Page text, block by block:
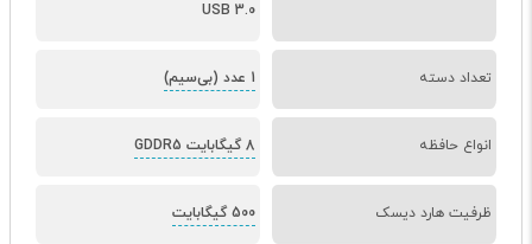
USB 3.0
تعداد دسته 1 عدد (بی‌سیم)
انواع حافظه 8 گیگابایت GDDR5
ظرفیت هارد دیسک 500 گیگابایت